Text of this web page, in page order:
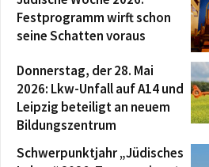
Festprogramm wirft schon
seine Schatten voraus
Donnerstag, der 28. Mai
2026: Lkw-Unfall auf A14 und
Leipzig beteiligt an neuem
Bildungszentrum
Schwerpunktjahr „Jüdisches